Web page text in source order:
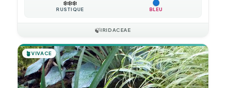
❄️❄️❄️
RUSTIQUE BLEU
🍃IRIDACEAE
🪴VIVACE